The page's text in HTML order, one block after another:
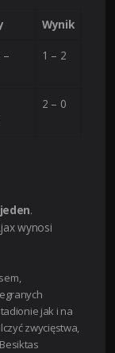
Wynik
–
1 – 2
2 – 0
jeden.
wynosi
jak i na
zwycięstwa,